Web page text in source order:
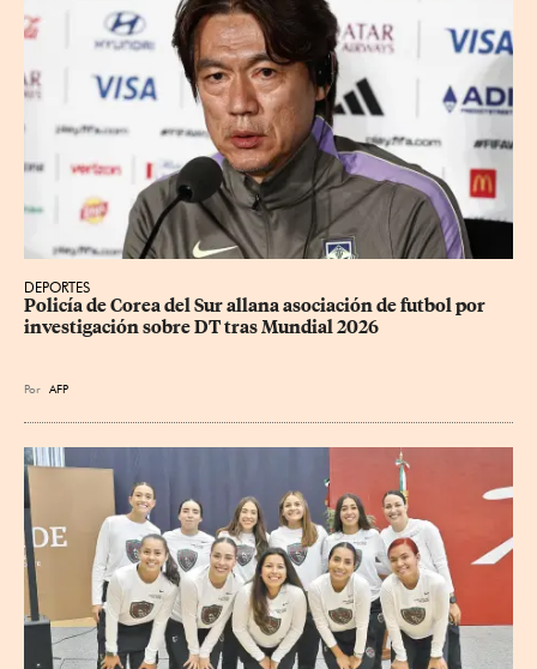
DEPORTES
Policía de Corea del Sur allana asociación de futbol por
investigación sobre DT tras Mundial 2026
Por AFP